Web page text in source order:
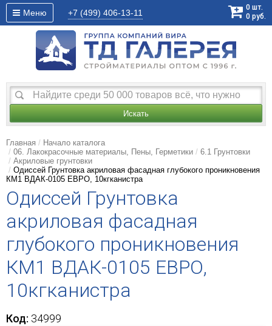
Меню +7 (499) 406-13-11
0 шт.
0 руб.
Искать
Главная
Начало каталога
06. Лакокрасочные материалы, Пены, Герметики
6.1 Грунтовки
Акриловые грунтовки
Одиссей Грунтовка акриловая фасадная глубокого проникновения
КМ1 ВДАК-0105 ЕВРО, 10кгканистра
Одиссей Грунтовка
акриловая фасадная
глубокого проникновения
КМ1 ВДАК-0105 ЕВРО,
10кгканистра
Код: 34999